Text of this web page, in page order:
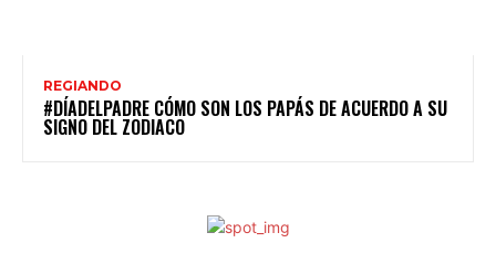
REGIANDO
#DÍADELPADRE CÓMO SON LOS PAPÁS DE ACUERDO A SU
SIGNO DEL ZODIACO